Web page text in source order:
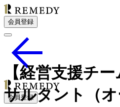
会員登録
会員登録
【経営支援チ
サルタント（